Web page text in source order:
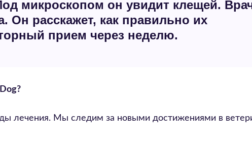
микроскопом он увидит клещей.
Он расскажет, как правильно их
прием через неделю.
лечения. Мы следим за новыми достижениями в